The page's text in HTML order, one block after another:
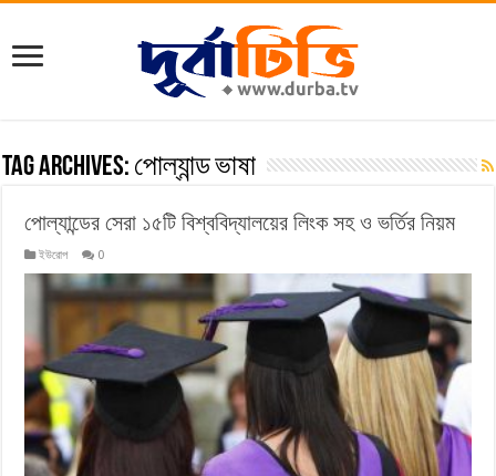
Tag Archives: পোল্যান্ড ভাষা
পোল্যান্ডের সেরা ১৫টি বিশ্ববিদ্যালয়ের লিংক সহ ও ভর্তির নিয়ম
ইউরোপ 0